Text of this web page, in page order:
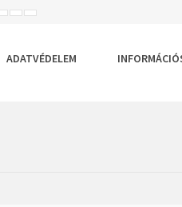
KISEBB
ALAPÉRTELMEZETT
NAGYOBB
ADATVÉDELEM